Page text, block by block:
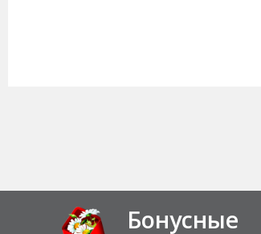
Бонусные